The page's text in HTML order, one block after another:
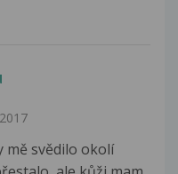
mě svědilo okolí